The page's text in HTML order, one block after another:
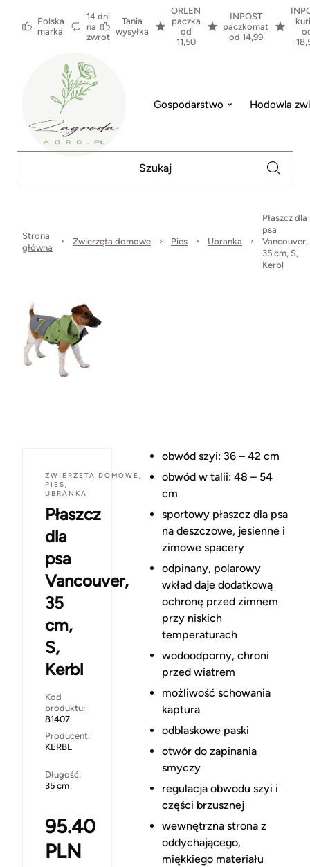
Polska
marka
14 dni
na
zwrot
Tania
wysyłka
ORLEN
paczka
od
11,50
INPOST
paczkomat
od 14,99
Gospodarstwo Hodowla
Strona
główna
Zwierzęta domowe Pies Ubranka
Płaszcz dla
psa
Vancouver,
35 cm, S,
Kerbl
ZWIERZĘTA DOMOWE ,
PIES,
UBRANKA
Płaszcz
dla
psa
Vancouver,
35
cm,
S,
Kerbl
Kod
produktu:
81407
Producent:
KERBL
Długość:
35 cm
95.40
PLN
obwód szyi: 36 – 42 cm
obwód w talii: 48 – 54
cm
sportowy płaszcz dla psa
na deszczowe, jesienne i
zimowe spacery
odpinany, polarowy
wkład daje dodatkową
ochronę przed zimnem
przy niskich
temperaturach
wodoodporny, chroni
przed wiatrem
możliwość schowania
kaptura
odblaskowe paski
otwór do zapinania
smyczy
regulacja obwodu szyi i
części brzusznej
wewnętrzna strona z
oddychającego,
miękkiego materiału